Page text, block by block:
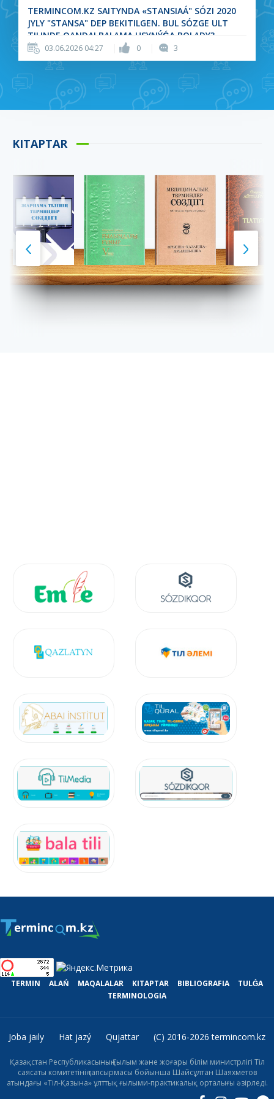
Демография
Дене тәрбиесі және
спорт
Жаратылыстану және
нақты ғылымдардың
жалпы және кешенді
проблемалары
Жекелеген елдер мен
өңірлерді кешенді
жолдары
Математика Машинажасау
Метрология
TERMINCOM.KZ SAITYNDA «STANSIAÁ" SÓZI 2020
JYLY "STANSA" DEP BEKITILGEN. BUL SÓZGE ULT
TILINDE QANDAI BALAMA USYNÝǴA BOLADY?
"STANSA» DEP QALǴANY QANSHALYQTY DURYS?
03.06.2026 04:27 0 3
KITAPTAR
TERMIN ALAŃ MAQALALAR KITAPTAR BIBLIOGRAFIA
TULǴA
TERMINOLOGIA
Joba jaıly Hat jazý Qujattar (C) 2016-2026 termincom.kz
Қазақстан Республикасының Ғылым және жоғары білім министрлігі Тіл
саясаты комитетінің тапсырмасы бойынша Шайсұлтан Шаяхметов
атындағы «Тіл-Қазына» ұлттық ғылыми-практикалық орталығы әзірледі.